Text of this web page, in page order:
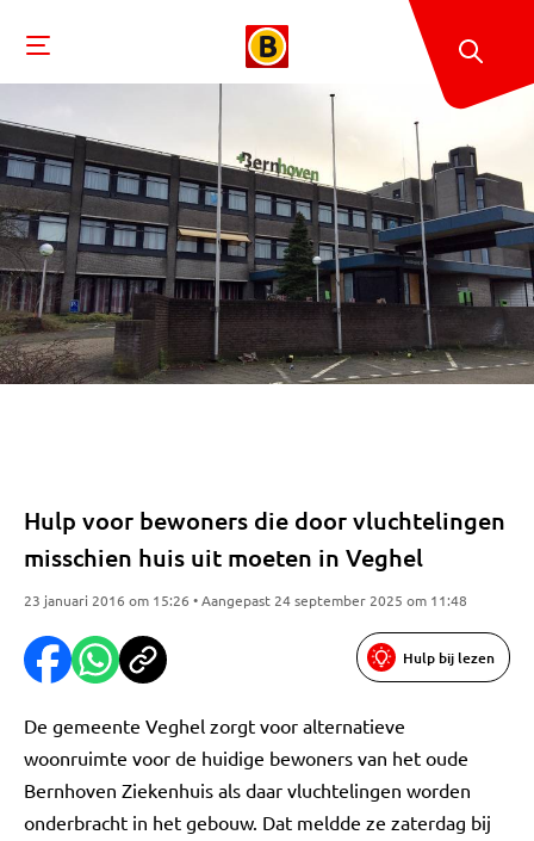
Hulp voor bewoners die door vluchtelingen
misschien huis uit moeten in Veghel
23 januari 2016 om 15:26 • Aangepast 24 september 2025 om 11:48
Hulp bij lezen
De gemeente Veghel zorgt voor alternatieve
woonruimte voor de huidige bewoners van het oude
Bernhoven Ziekenhuis als daar vluchtelingen worden
onderbracht in het gebouw. Dat meldde ze zaterdag bij